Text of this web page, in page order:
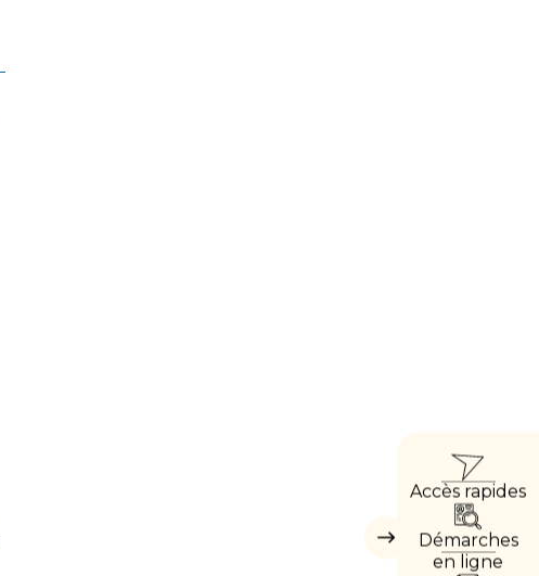
Masquer
Accès rapides
Démarches
en ligne